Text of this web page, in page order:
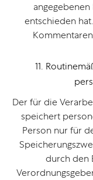
entschieden
11.
Der für die
speichert
Person nur für
durch den